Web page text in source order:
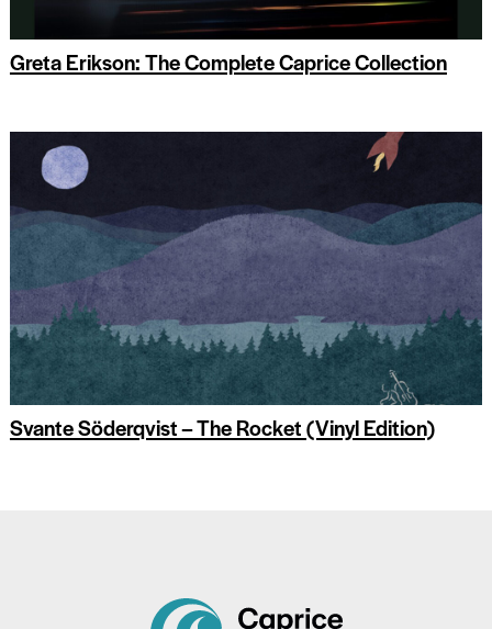
Greta Erikson: The Complete Caprice Collection
Svante Söderqvist – The Rocket (Vinyl Edition)